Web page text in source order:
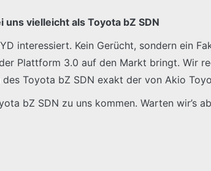
uns vielleicht als Toyota bZ SDN
interessiert. Kein Gerücht, sondern ein
Plattform 3.0 auf den Markt bringt. Wir
Toyota bZ SDN exakt der von Akio
bZ SDN zu uns kommen. Warten wir’s